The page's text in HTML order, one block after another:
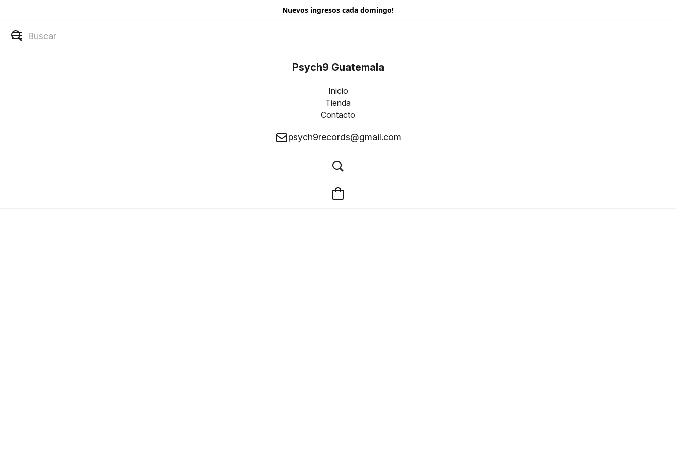
Nuevos ingresos cada domingo!
Psych9 Guatemala
Inicio
Tienda
Contacto
psych9records@gmail.com